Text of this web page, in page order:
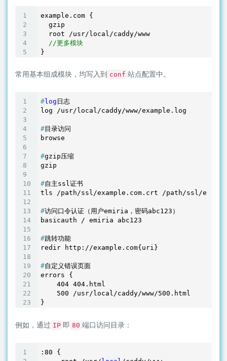
example.com {
  gzip
  root /usr/local/caddy/www
//更多模块
常用基本组成模块，均写入到 conf 站点配置中。
#log 日志
#目录访问
#gzip压缩
#自主ssl证书
#访问口令认证（用户emiria，密码abc123）
#跳转功能
#自定义错误页面
errors {
    404 404.html
    500 /usr/local/caddy/www/500.html
例如，通过 IP 即 80 端口访问目录：
: 80 {